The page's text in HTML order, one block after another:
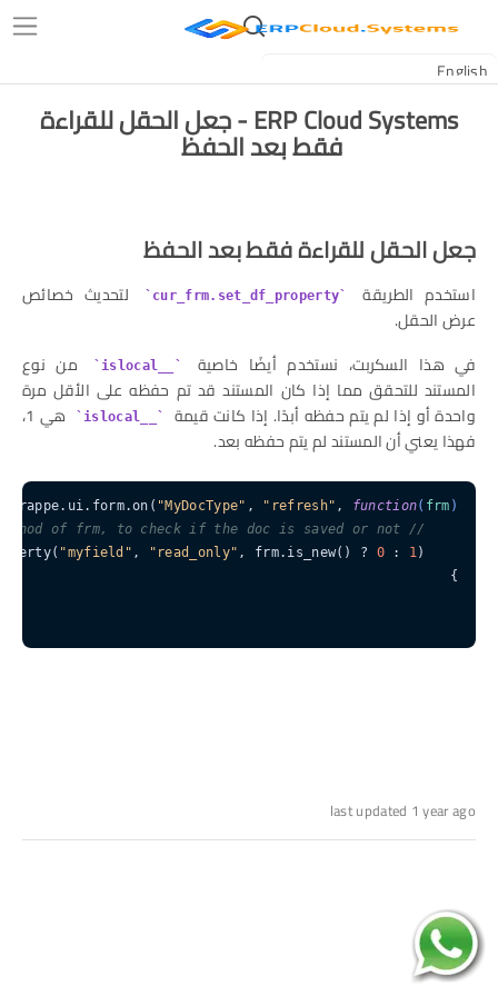
ERP Cloud Systems - جعل الحقل للقراءة
فقط بعد الحفظ
جعل الحقل للقراءة فقط بعد الحفظ
استخدم الطريقة cur_frm.set_df_property
لتحديث خصائص
عرض الحقل.
في هذا السكربت، نستخدم أيضًا خاصية
من نوع
المستند للتحقق مما إذا كان المستند قد تم حفظه على الأقل مرة
واحدة أو إذا لم يتم حفظه أبدًا. إذا كانت قيمة
هي 1،
فهذا يعني أن المستند لم يتم حفظه بعد.
frappe.ui.form.on( "MyDocType" , "refresh" , function( frm )
// use the is_new method of frm, to check if the doc is saved or not
"myfield" , "read_only" , frm.is_new() ? 0 : 1
last updated 1 year ago